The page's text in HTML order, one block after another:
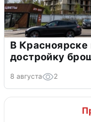
В Красноярске
достройку
8 августа 2